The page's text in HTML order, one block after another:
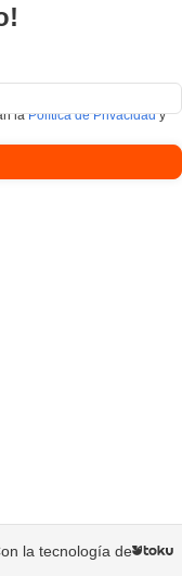
laPolítica de Privacidady
la tecnología de